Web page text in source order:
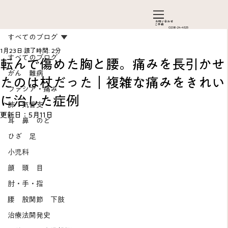
お問い合わ​せ
ご予約
0238-24-4525
すべてのブログ
がん 難病
ファシア・痛み
肺 気管支
耳 鼻 のど
ひざ 足
小児科
顔 頭 目
肘・手・指
腰 股関節 下肢
治療法開発史
すべてのブログ
転んで傷めた胸と腰。痛みを長引かせ
たのは杖だった｜複雑な痛みをきれい
に治した症例
1月23日 読了時間: 2分
更新日： 5月11日
カテゴリーメニュー